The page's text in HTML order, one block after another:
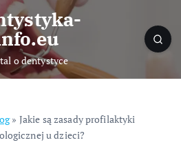
o dentystyce
» Jakie są zasady profilaktyki
u dzieci?